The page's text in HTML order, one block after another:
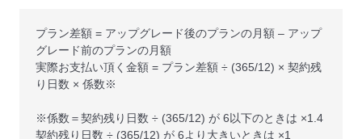
プラン差額 = アップグレード後のプランの月額 – アップ
グレード前のプランの月額
実際お支払い頂く金額 = プラン差額 ÷ (365/12) × 契約残
り日数 × 係数※
※係数＝契約残り日数 ÷ (365/12) が 6以下のときは ×1.4
契約残り日数 ÷ (365/12) が 6より大きいときは ×1